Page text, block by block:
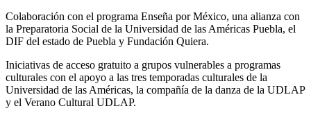
Colaboración con el programa Enseña por México, una alianza con
la Preparatoria Social de la Universidad de las Américas Puebla, el
DIF del estado de Puebla y Fundación Quiera.
Iniciativas de acceso gratuito a grupos vulnerables a programas
culturales con el apoyo a las tres temporadas culturales de la
Universidad de las Américas, la compañía de la danza de la UDLAP
y el Verano Cultural UDLAP.